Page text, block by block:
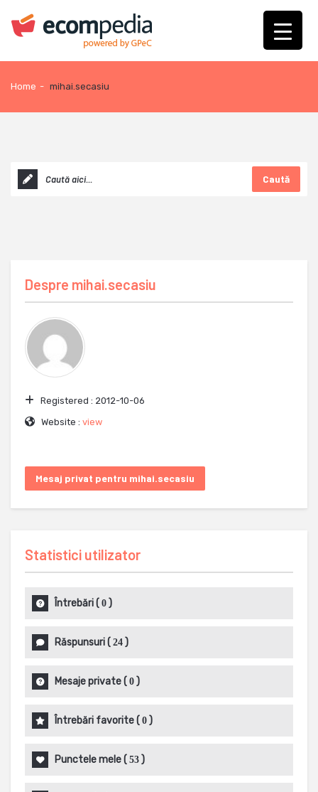
Home - mihai.secasiu
Caută
Despre mihai.secasiu
Registered : 2012-10-06
Website : view
Mesaj privat pentru mihai.secasiu
Statistici utilizator
Întrebări( 0 )
Răspunsuri( 24 )
Mesaje private( 0 )
Întrebări favorite( 0 )
Punctele mele( 53 )